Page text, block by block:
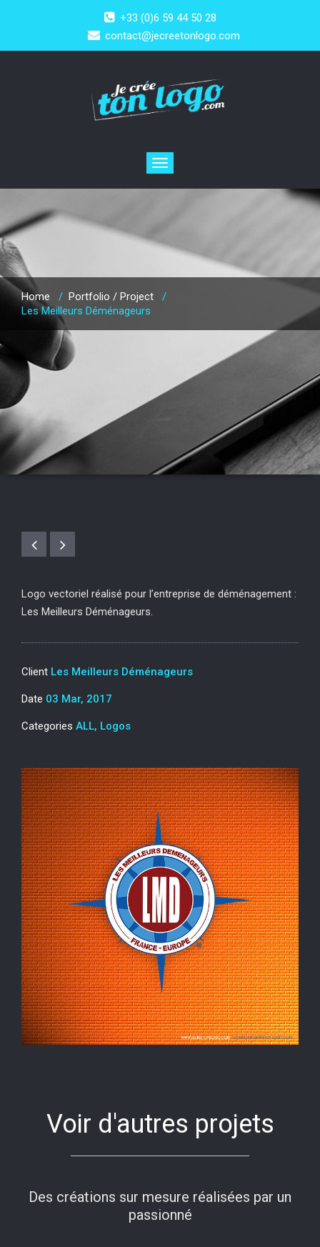
+33 (0)6 59 44 50 28
contact@jecreetonlogo.com
Toggle
navigation
Home / Portfolio / Project /
Les Meilleurs Déménageurs
Logo vectoriel réalisé pour l’entreprise de déménagement :
Les Meilleurs Déménageurs.
Client Les Meilleurs Déménageurs
Date 03 Mar, 2017
Categories ALL, Logos
Voir d'autres projets
Des créations sur mesure réalisées par un
passionné